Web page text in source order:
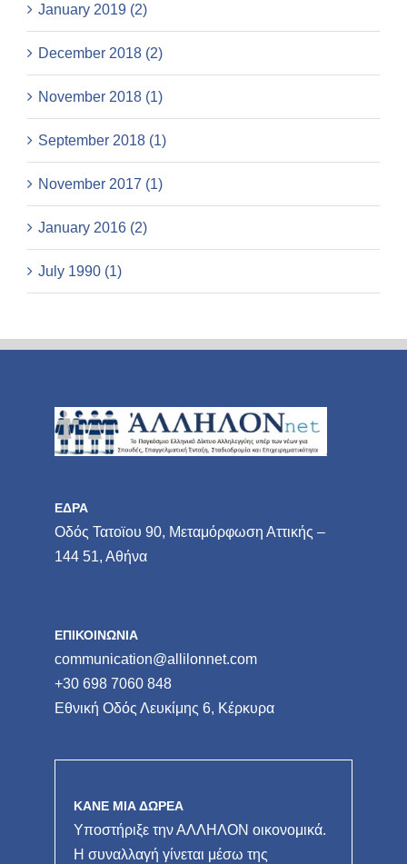
January 2019 (2)
December 2018 (2)
November 2018 (1)
September 2018 (1)
November 2017 (1)
January 2016 (2)
July 1990 (1)
ΕΔΡΑ
Οδός Τατοϊου 90, Μεταμόρφωση Αττικής –
144 51, Αθήνα
ΕΠΙΚΟΙΝΩΝΙΑ
communication@allilonnet.com
+30 698 7060 848
Εθνική Οδός Λευκίμης 6, Κέρκυρα
ΚΑΝΕ ΜΙΑ ΔΩΡΕΑ
Υποστήριξε την ΑΛΛΗΛΟΝ οικονομικά.
Η συναλλαγή γίνεται μέσω της